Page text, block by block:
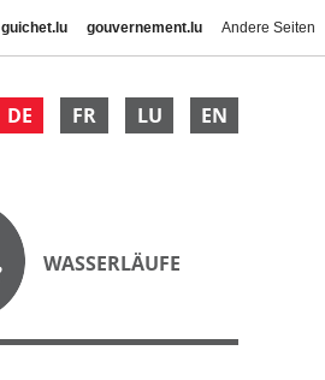
guichet.lu gouvernement.lu Andere Seiten
DE FR LU EN
WASSERLÄUFE